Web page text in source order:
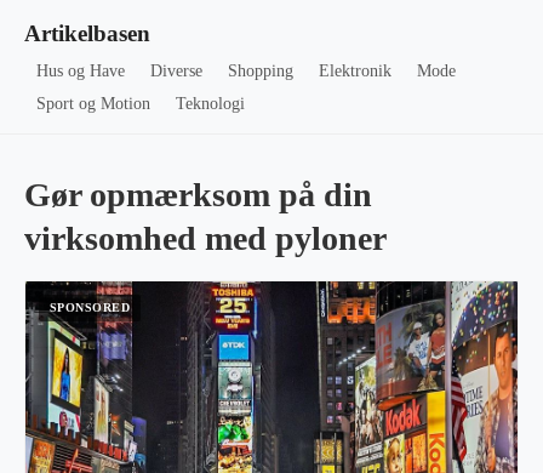
Artikelbasen
Hus og Have Diverse Shopping Elektronik
Mode
Sport og Motion
Teknologi
Gør opmærksom på din
virksomhed med pyloner